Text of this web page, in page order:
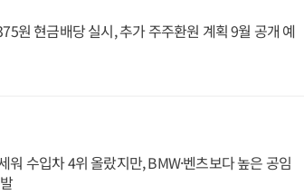
원 현금배당 실시, 추가 주주환원 계획 9월 공개 예
워 수입차 4위 올랐지만, BMW·벤츠보다 높은 공임